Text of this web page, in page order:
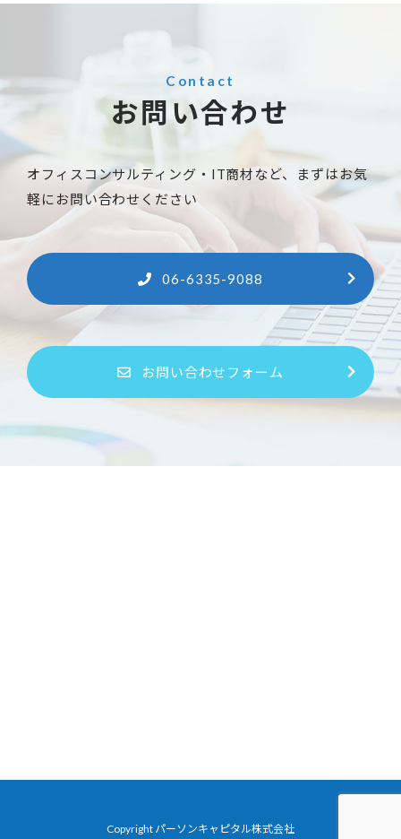
Contact
お問い合わせ
オフィスコンサルティング・IT商材など、まずはお気
軽にお問い合わせください
06-6335-9088
お問い合わせフォーム
Copyright パーソンキャピタル株式会社